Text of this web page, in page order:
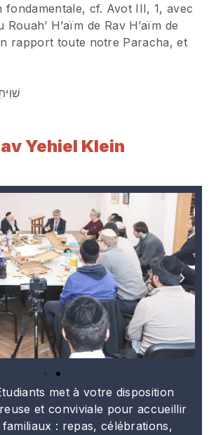
fondamentale, cf. Avot III, 1, avec
H’aïm de Rav H’aïm de
rapport toute notre Paracha, et
9
Yehiel Klein
met à votre disposition
et conviviale pour accueillir
: repas, célébrations,